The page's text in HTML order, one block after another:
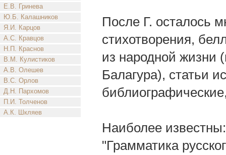
Е.В. Гринева
Ю.Б. Калашников
Я.И. Карцов
А.С. Кравцов
Н.П. Краснов
В.М. Кулистиков
А.В. Олешев
В.С. Орлов
Д.Н. Пархомов
П.И. Толченов
А.К. Шкляев
После Г. осталось
стихотворения,
из народной жизни
Балагура), статьи
Наиболее
"Грамматика